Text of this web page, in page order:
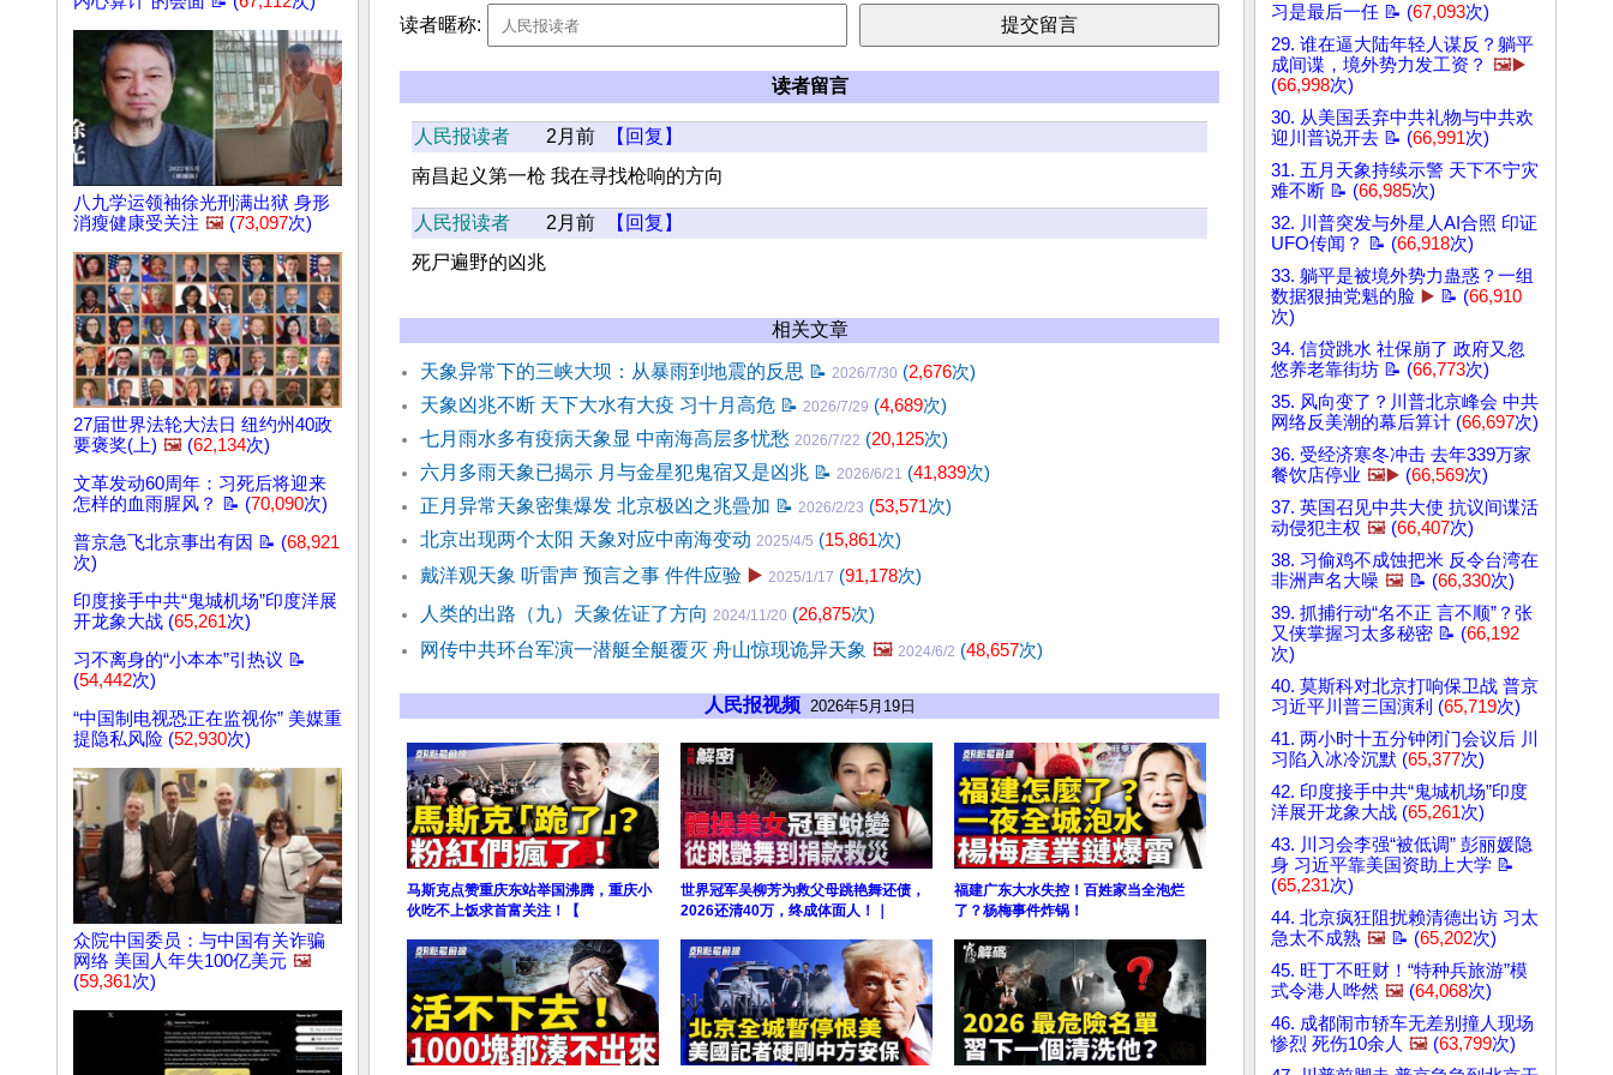
八九学运领袖徐光刑满出狱 身形
消瘦健康受关注 🖼️ (73,097次)
27届世界法轮大法日 纽约州40政
要褒奖(上) 🖼️ (62,134次)
文革发动60周年：习死后将迎来
怎样的血雨腥风？ 📝 (70,090次)
普京急飞北京事出有因 📝 (68,921
次)
印度接手中共“鬼城机场”印度洋展
开龙象大战 (65,261次)
习不离身的“小本本”引热议 📝
(54,442次)
“中国制电视恐正在监视你” 美媒重
提隐私风险 (52,930次)
众院中国委员：与中国有关诈骗
网络 美国人年失100亿美元 🖼️
(59,361次)
读者暱称:
读者留言
人民报读者 2月前
【回复】
南昌起义第一枪 我在寻找枪响的方向
人民报读者 2月前
【回复】
死尸遍野的凶兆
相关文章
天象异常下的三峡大坝：从暴雨到地震的反思 📝 2026/7/30 (2,676次)
天象凶兆不断 天下大水有大疫 习十月高危 📝 2026/7/29 (4,689次)
七月雨水多有疫病天象显 中南海高层多忧愁 2026/7/22 (20,125次)
六月多雨天象已揭示 月与金星犯鬼宿又是凶兆 📝 2026/6/21 (41,839次)
正月异常天象密集爆发 北京极凶之兆曡加 📝 2026/2/23 (53,571次)
北京出现两个太阳 天象对应中南海变动 2025/4/5 (15,861次)
戴洋观天象 听雷声 预言之事 件件应验 ▶️ 2025/1/17 (91,178次)
人类的出路（九）天象佐证了方向 2024/11/20 (26,875次)
网传中共环台军演一潜艇全艇覆灭 舟山惊现诡异天象 🖼️ 2024/6/2 (48,657次)
人民报视频 2026年5月19日
马斯克点赞重庆东站举国沸腾，重庆小
伙吃不上饭求首富关注！【
世界冠军吴柳芳为救父母跳艳舞还债，
2026还清40万，终成体面人！｜
福建广东大水失控！百姓家当全泡烂
了？杨梅事件炸锅！
习是最后一任 📝 (67,093次)
29. 谁在逼大陆年轻人谋反？躺平
成间谍，境外势力发工资？ 🖼️▶️
(66,998次)
30. 从美国丢弃中共礼物与中共欢
迎川普说开去 📝 (66,991次)
31. 五月天象持续示警 天下不宁灾
难不断 📝 (66,985次)
32. 川普突发与外星人AI合照 印证
UFO传闻？ 📝 (66,918次)
33. 躺平是被境外势力蛊惑？一组
数据狠抽党魁的脸 ▶️ 📝 (66,910
次)
34. 信贷跳水 社保崩了 政府又忽
悠养老靠街坊 📝 (66,773次)
35. 风向变了？川普北京峰会 中共
网络反美潮的幕后算计 (66,697次)
36. 受经济寒冬冲击 去年339万家
餐饮店停业 🖼️▶️ (66,569次)
37. 英国召见中共大使 抗议间谍活
动侵犯主权 🖼️ (66,407次)
38. 习偷鸡不成蚀把米 反令台湾在
非洲声名大噪 🖼️ 📝 (66,330次)
39. 抓捕行动“名不正 言不顺”？张
又侠掌握习太多秘密 📝 (66,192
次)
40. 莫斯科对北京打响保卫战 普京
习近平川普三国演利 (65,719次)
41. 两小时十五分钟闭门会议后 川
习陷入冰冷沉默 (65,377次)
42. 印度接手中共“鬼城机场”印度
洋展开龙象大战 (65,261次)
43. 川习会李强“被低调” 彭丽媛隐
身 习近平靠美国资助上大学 📝
(65,231次)
44. 北京疯狂阻扰赖清德出访 习太
急太不成熟 🖼️ 📝 (65,202次)
45. 旺丁不旺财！“特种兵旅游”模
式令港人哗然 🖼️ (64,068次)
46. 成都闹市轿车无差别撞人现场
惨烈 死伤10余人 🖼️ (63,799次)